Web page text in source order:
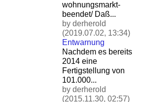
wohnungsmarkt-
beendet/ Daß...
by derherold
(2019.07.02, 13:34)
Entwarnung
Nachdem es bereits
2014 eine
Fertigstellung von
101.000...
by derherold
(2015.11.30, 02:57)